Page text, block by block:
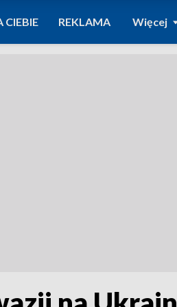
CIEBIE REKLAMA Więcej